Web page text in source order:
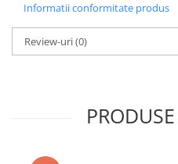
Informatii conformitate produs
Review-uri(0)